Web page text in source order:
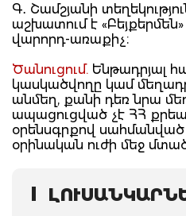
Գ․ Շամշյանի
աշխատում է
վարորդ-առաքիչ։
Ծանուցում. Ենթադրյալ
կասկածվողը կամ
անմեղ, քանի դեռ նրա
ապացուցված չէ ՀՀ
օրենսգրքով
օրինական ուժի մեջ